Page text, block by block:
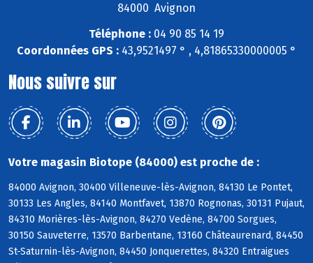
84000 Avignon
Téléphone : 04 90 85 14 19
Coordonnées GPS : 43,9521497 ° , 4,81865330000005 °
Nous suivre sur
Votre magasin Biotope (84000) est proche de :
84000 Avignon, 30400 Villeneuve-lès-Avignon, 84130 Le Pontet,
30133 Les Angles, 84140 Montfavet, 13870 Rognonas, 30131 Pujaut,
84310 Morières-lès-Avignon, 84270 Vedène, 84700 Sorgues,
30150 Sauveterre, 13570 Barbentane, 13160 Châteaurenard, 84450
St-Saturnin-lès-Avignon, 84450 Jonquerettes, 84320 Entraigues